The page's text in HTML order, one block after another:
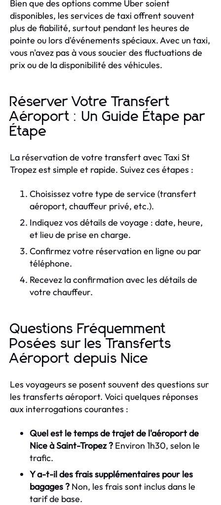
Bien que des options comme Uber soient
disponibles, les services de taxi offrent souvent
plus de fiabilité, surtout pendant les heures de
pointe ou lors d'événements spéciaux. Avec un taxi,
vous n'avez pas à vous soucier des fluctuations de
prix ou de la disponibilité des véhicules.
Réserver Votre Transfert
Aéroport : Un Guide Étape par
Étape
La réservation de votre transfert avec Taxi St
Tropez est simple et rapide. Suivez ces étapes :
Choisissez votre type de service (transfert
aéroport, chauffeur privé, etc.).
Indiquez vos détails de voyage : date, heure,
et lieu de prise en charge.
Confirmez votre réservation en ligne ou par
téléphone.
Recevez la confirmation avec les détails de
votre chauffeur.
Questions Fréquemment
Posées sur les Transferts
Aéroport depuis Nice
Les voyageurs se posent souvent des questions sur
les transferts aéroport. Voici quelques réponses
aux interrogations courantes :
Quel est le temps de trajet de l'aéroport de
Nice à Saint-Tropez ? Environ 1h30, selon le
trafic.
Y a-t-il des frais supplémentaires pour les
bagages ? Non, les frais sont inclus dans le
tarif de base.